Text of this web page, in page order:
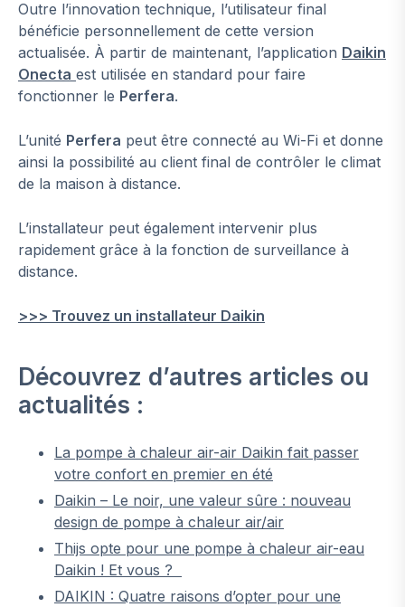
Outre l’innovation technique, l’utilisateur final
bénéficie personnellement de cette version
actualisée. À partir de maintenant, l’application Daikin
Onecta est utilisée en standard pour faire
fonctionner le Perfera.
L’unité Perfera peut être connecté au Wi-Fi et donne
ainsi la possibilité au client final de contrôler le climat
de la maison à distance.
L’installateur peut également intervenir plus
rapidement grâce à la fonction de surveillance à
distance.
>>> Trouvez un installateur Daikin
Découvrez d’autres articles ou
actualités :
La pompe à chaleur air-air Daikin fait passer
votre confort en premier en été
Daikin – Le noir, une valeur sûre : nouveau
design de pompe à chaleur air/air
Thijs opte pour une pompe à chaleur air-eau
Daikin ! Et vous ?
DAIKIN : Quatre raisons d’opter pour une